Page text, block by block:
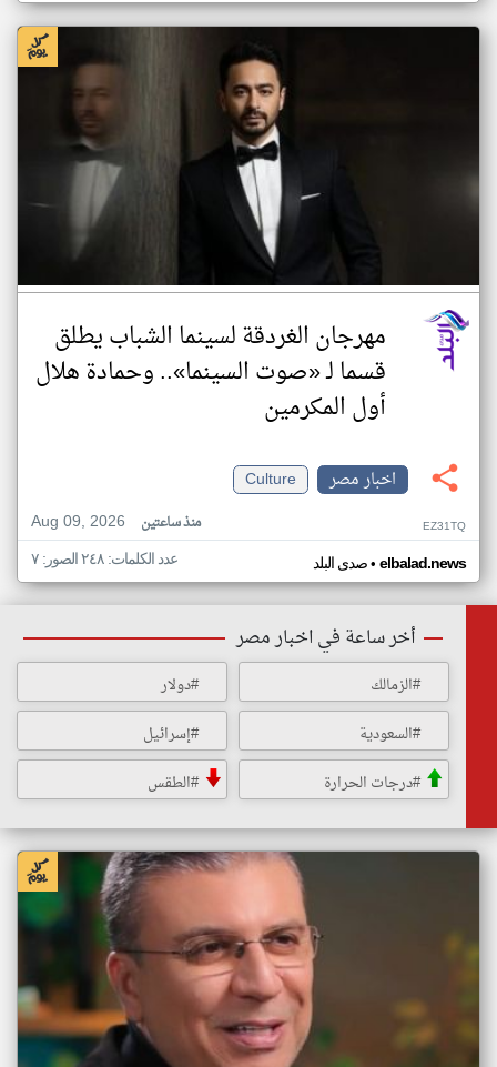
مهرجان الغردقة لسينما الشباب يطلق
قسما لـ «صوت السينما».. وحمادة هلال
أول المكرمين
اخبار مصر
Culture
Aug 09, 2026
منذ ساعتين EZ31TQ
صدى البلد• elbalad.news عدد الكلمات: ٢٤٨ الصور: ٧
أخر ساعة في اخبار مصر
#الزمالك
#دولار
#السعودية
#إسرائيل
#درجات الحرارة
#الطقس